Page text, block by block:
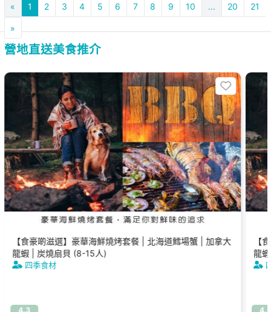
« 1 2 3 4 5 6 7 8 9 10 ... 20 21
»
營地直送美食推介
【食豪啲滋選】豪華海鮮燒烤套餐 | 北海道鱈場蟹 | 加拿大
龍蝦 | 炭燒扇貝 (8-15人)
四季食材
4.3
【
龍
4.3